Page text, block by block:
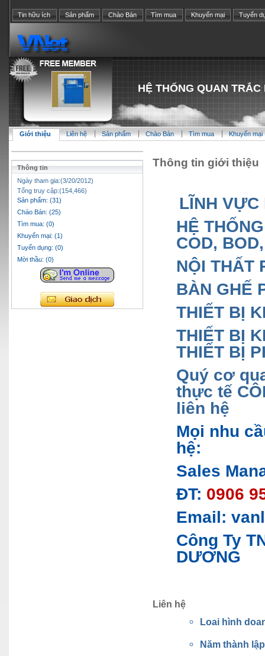
Tin hữu ích Sản phẩm Chào Bán Tìm mua Khuyến mại Tuyển
HỆ THỐNG QUAN
Giới thiệu Liên hệ Sản phẩm Chào Bán Tìm mua Khuyến mại
Thông tin
Ngày tham gia:(3/20/2012)
Tổng truy cập:(154,466)
Sản phẩm: (31)
Chào Bán: (25)
Tìm mua: (0)
Khuyến mại: (1)
Tuyển dụng: (0)
Mời thầu: (0)
Thông tin giới thiệu
LĨNH VỰC
HỆ
COD,
NỘI THẤT
BÀN GHẾ
THIẾT BỊ
THIẾT BỊ
THIẾT BỊ
Quý cơ
thực tế
liên hệ
Mọi nhu
hệ:
Sales
ĐT: 0906
Email:
Công Ty
DƯƠNG
Liên hệ
Loai hình
Năm thành